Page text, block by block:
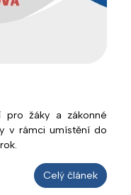
pro žáky a zákonné
v rámci umístění do
Celý článek